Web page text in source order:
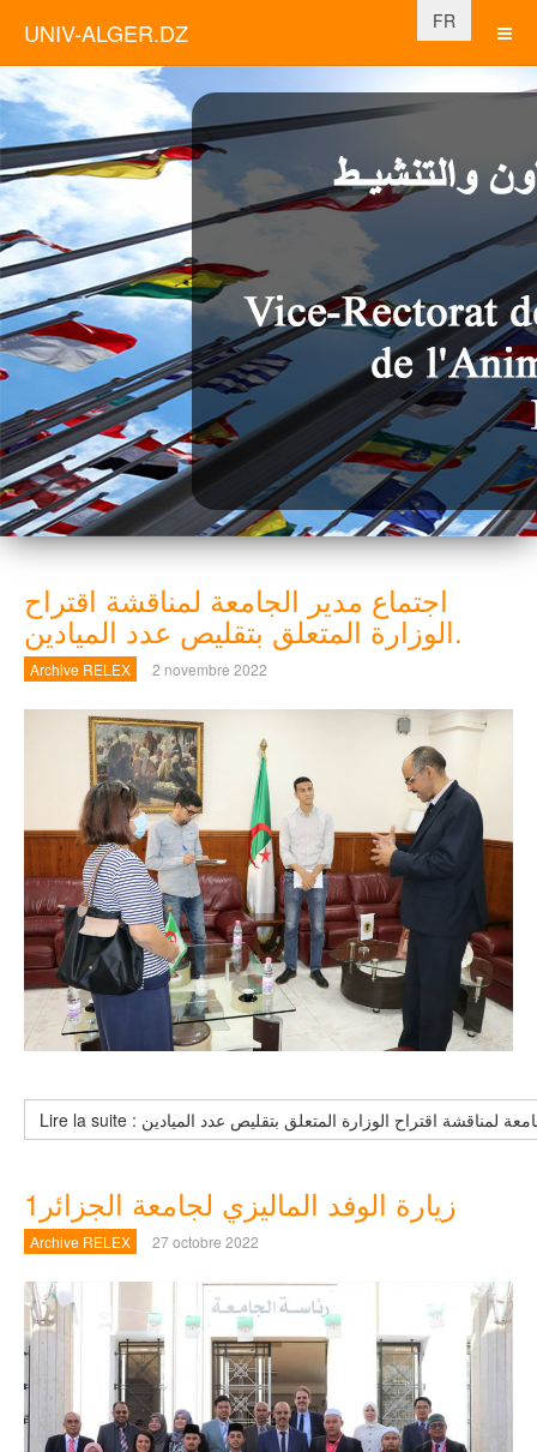
UNIV-ALGER.DZ
Sélectionnez
FR
اجتماع مدير الجامعة لمناقشة اقتراح
الوزارة المتعلق بتقليص عدد الميادين.
Archive RELEX 2 novembre 2022
زيارة الوفد الماليزي لجامعة الجزائر1
Archive RELEX 27 octobre 2022